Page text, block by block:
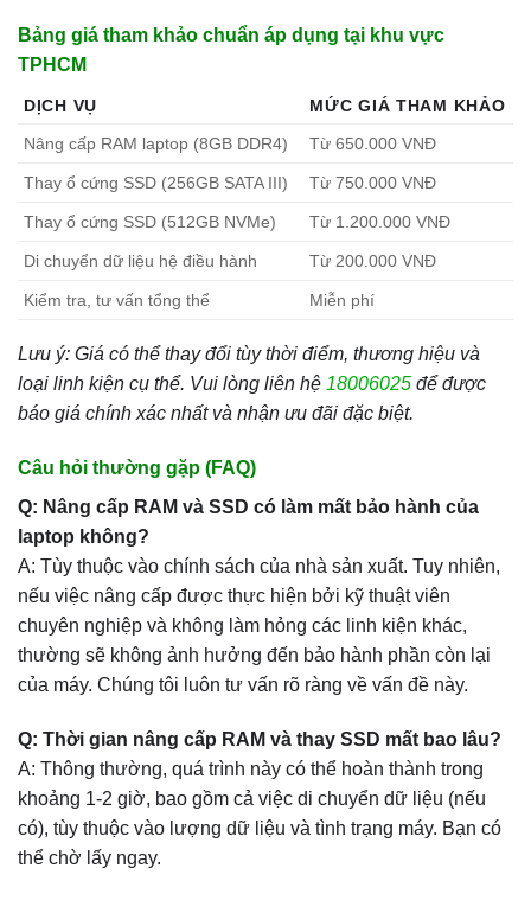
Bảng giá tham khảo chuẩn áp dụng tại khu vực
TPHCM
DỊCH VỤ
MỨC GIÁ THAM KHẢO
Nâng cấp RAM laptop (8GB DDR4)
Từ 650.000 VNĐ
Thay ổ cứng SSD (256GB SATA III) Từ 750.000 VNĐ
Thay ổ cứng SSD (512GB NVMe) Từ 1.200.000 VNĐ
Di chuyển dữ liệu hệ điều hành Từ 200.000 VNĐ
Kiểm tra, tư vấn tổng thể Miễn phí
Lưu ý: Giá có thể thay đổi tùy thời điểm, thương hiệu và
loại linh kiện cụ thể. Vui lòng liên hệ 18006025 để được
báo giá chính xác nhất và nhận ưu đãi đặc biệt.
Câu hỏi thường gặp (FAQ)
Q: Nâng cấp RAM và SSD có làm mất bảo hành của
laptop không?
A: Tùy thuộc vào chính sách của nhà sản xuất. Tuy nhiên,
nếu việc nâng cấp được thực hiện bởi kỹ thuật viên
chuyên nghiệp và không làm hỏng các linh kiện khác,
thường sẽ không ảnh hưởng đến bảo hành phần còn lại
của máy. Chúng tôi luôn tư vấn rõ ràng về vấn đề này.
Q: Thời gian nâng cấp RAM và thay SSD mất bao lâu?
A: Thông thường, quá trình này có thể hoàn thành trong
khoảng 1-2 giờ, bao gồm cả việc di chuyển dữ liệu (nếu
có), tùy thuộc vào lượng dữ liệu và tình trạng máy. Bạn có
thể chờ lấy ngay.